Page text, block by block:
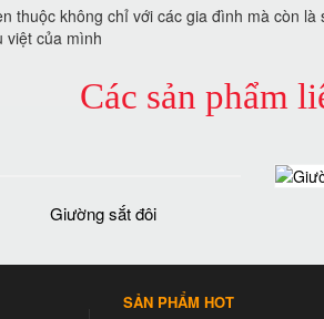
thuộc không chỉ với các gia đình mà còn
việt của mình
Các sản phẩm
Giường sắt đôi
SẢN PHẨM HOT